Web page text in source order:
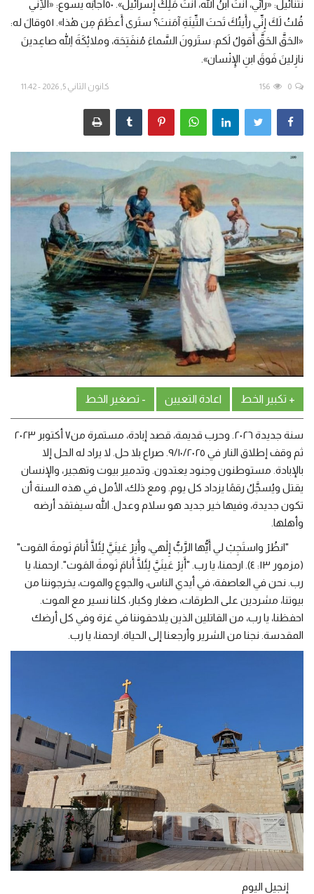
من نحن
اتصل بنا
نَتَنائيل: «رابِّي، أَنتَ ابنُ الله، أَنتَ مَلِكُ إِسرائيل». ٥٠أَجابَه يسوع: «أَلِأَنِّي
قُلتُ لَكَ إِنِّي رأَيتُكَ تَحتَ التِّينَةِ آمَنتَ؟ ستَرى أَعظَمَ مِن هٰذا». ٥١وقالَ له:
«الحَقَّ الحَقَّ أَقولُ لَكم: ستَرونَ السَّماءَ مُنفَتِحَة، وملائِكَةَ اللهِ صاعِدينَ
نازِلينَ فَوقَ ابنِ الإِنْسان».
كانون الثاني 5, 2026 - 11:42 0
156
+ تكبير الخط اعادة التعيين - تصغير الخط
سنة جديدة ٢٠٢٦. وحرب قديمة، قصد إبادة، مستمرة من٧ أكتوبر ٢٠٢٣
ثم وقف إطلاق النار في ٩/١٠/٢٠٢٥. صراع بلا حل. لا يراد له الحل إلا
بالإبادة. مستوطنون وجنود يعتدون. وتدمير بيوت وتهجير، والإنسان
يقتل ويُسجَّلُ رقمًا يزداد كل يوم. ومع ذلك، الأمل في هذه السنة أن
تكون جديدة، وفيها خير جديد هو سلام وعدل. الله سيفتقد أرضه
وأهلها.
"انظُرْ واستَجِبْ لي أَيُّها الرَّبُّ إِلٰهي، وأَنِرْ عَينَيَّ لِئَلَّا أَنامَ نَومةَ المَوت"
(مزمور ١٣: ٤). ارحمنا، يا رب. "أَنِرْ عَينَيَّ لِئَلَّا أَنامَ نَومةَ المَوت". ارحمنا، يا
رب. نحن في العاصفة، في أيدي الناس، والجوع والموت، يخرجوننا من
بيوتنا، مشردين على الطرقات، صغار وكبار، كلنا نسير مع الموت.
احفظنا، يا رب، من القاتلين الذين يلاحقوننا في غزة وفي كل أرضك
المقدسة. نجنا من الشرير وأرجعنا إلى الحياة. ارحمنا، يا رب.
إنجيل اليوم